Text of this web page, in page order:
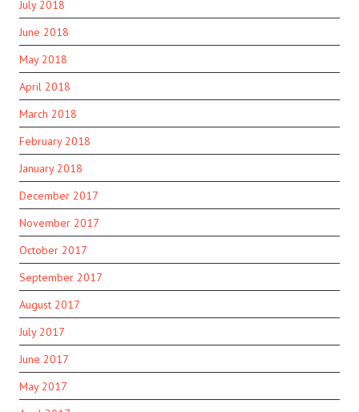
July 2018
June 2018
May 2018
April 2018
March 2018
February 2018
January 2018
December 2017
November 2017
October 2017
September 2017
August 2017
July 2017
June 2017
May 2017